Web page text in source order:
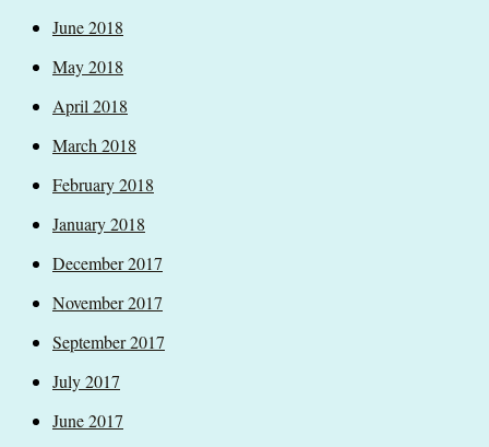
June 2018
May 2018
April 2018
March 2018
February 2018
January 2018
December 2017
November 2017
September 2017
July 2017
June 2017